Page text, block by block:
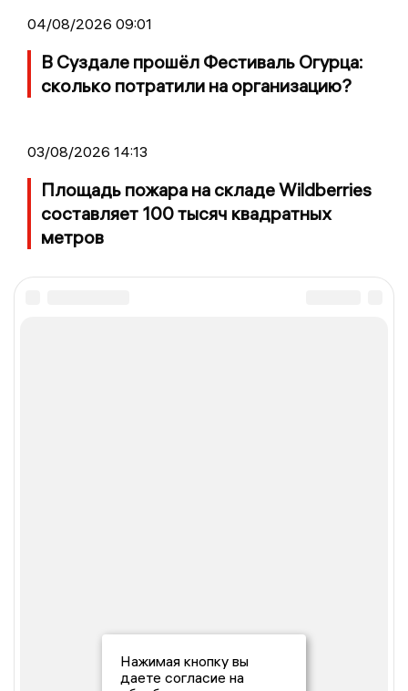
04/08/2026 09:01
В Суздале прошёл Фестиваль Огурца:
сколько потратили на организацию?
03/08/2026 14:13
Площадь пожара на складе Wildberries
составляет 100 тысяч квадратных
метров
Нажимая кнопку вы
даете согласие на